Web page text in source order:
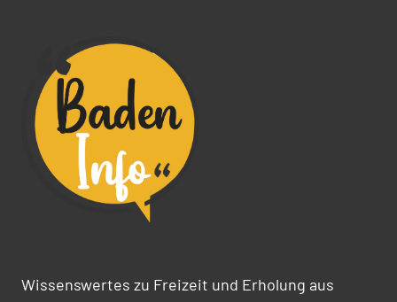
Wissenswertes zu Freizeit und Erholung aus